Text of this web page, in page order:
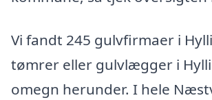
Vi fandt 245 gulvfirmaer i
tømrer eller gulvlægger i
omegn herunder. I hele